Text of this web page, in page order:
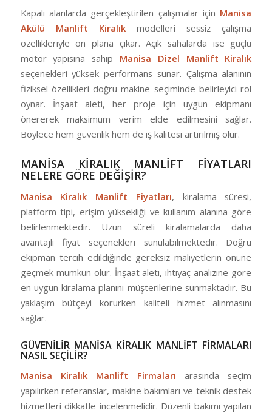
Kapalı alanlarda gerçekleştirilen çalışmalar için Manisa
Akülü Manlift Kiralıkmodelleri sessiz çalışma
özellikleriyle ön plana çıkar. Açık sahalarda ise güçlü
motor yapısına sahip Manisa Dizel Manlift Kiralık
seçenekleri yüksek performans sunar. Çalışma alanının
fiziksel özellikleri doğru makine seçiminde belirleyici rol
oynar. İnşaat aleti, her proje için uygun ekipmanı
önererek maksimum verim elde edilmesini sağlar.
Böylece hem güvenlik hem de iş kalitesi artırılmış olur.
MANİSA KİRALIK MANLİFT FİYATLARI
NELERE GÖRE DEĞİŞİR?
Manisa Kiralık Manlift Fiyatları, kiralama süresi,
platform tipi, erişim yüksekliği ve kullanım alanına göre
belirlenmektedir. Uzun süreli kiralamalarda daha
avantajlı fiyat seçenekleri sunulabilmektedir. Doğru
ekipman tercih edildiğinde gereksiz maliyetlerin önüne
geçmek mümkün olur. İnşaat aleti, ihtiyaç analizine göre
en uygun kiralama planını müşterilerine sunmaktadır. Bu
yaklaşım bütçeyi korurken kaliteli hizmet alınmasını
sağlar.
GÜVENİLİR MANİSA KİRALIK MANLİFT FİRMALARI
NASIL SEÇİLİR?
Manisa Kiralık Manlift Firmaları arasında seçim
yapılırken referanslar, makine bakımları ve teknik destek
hizmetleri dikkatle incelenmelidir. Düzenli bakımı yapılan